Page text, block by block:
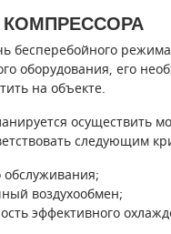
бесперебойного
оборудования, его
на объекте.
осуществить
следующим
обслуживания;
воздухообмен;
эффективного